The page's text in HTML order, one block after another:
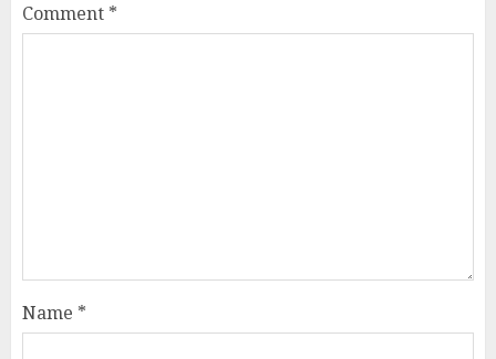
Comment *
Name *